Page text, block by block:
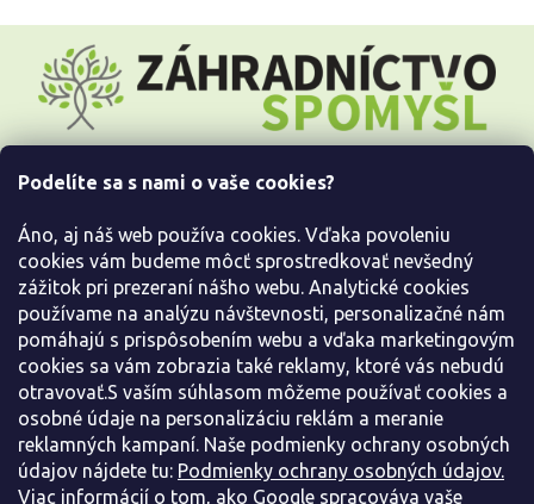
Podelíte sa s nami o vaše cookies?
Áno, aj náš web používa cookies. Vďaka povoleniu
cookies vám budeme môcť sprostredkovať nevšedný
zážitok pri prezeraní nášho webu. Analytické cookies
používame na analýzu návštevnosti, personalizačné nám
pomáhajú s prispôsobením webu a vďaka marketingovým
cookies sa vám zobrazia také reklamy, ktoré vás nebudú
otravovať.S vaším súhlasom môžeme používať cookies a
osobné údaje na personalizáciu reklám a meranie
reklamných kampaní. Naše podmienky ochrany osobných
údajov nájdete tu: Podmienky ochrany osobných údajov.
Viac informácií o tom, ako Google spracováva vaše
t
Informácie pre Vás
Kontaktujte nás